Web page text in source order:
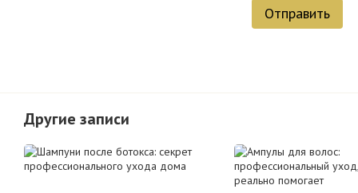
Отправить
Другие записи